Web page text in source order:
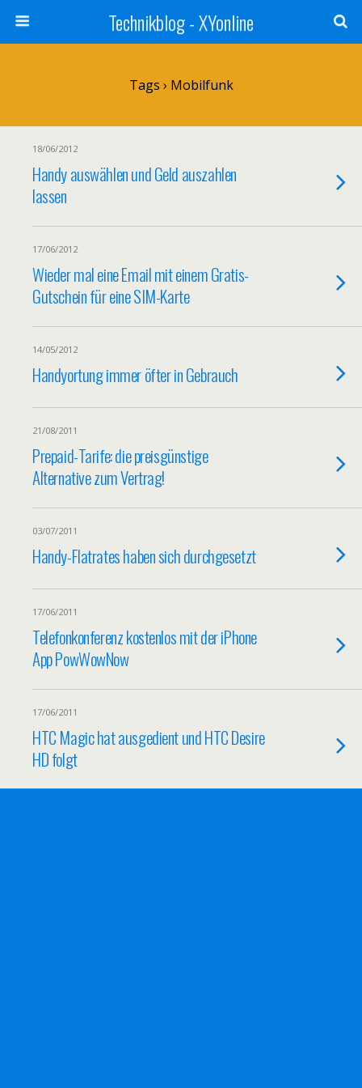
Technikblog - XYonline
Tags › Mobilfunk
18/06/2012
Handy auswählen und Geld auszahlen
lassen
17/06/2012
Wieder mal eine Email mit einem Gratis-
Gutschein für eine SIM-Karte
14/05/2012
Handyortung immer öfter in Gebrauch
21/08/2011
Prepaid-Tarife: die preisgünstige
Alternative zum Vertrag!
03/07/2011
Handy-Flatrates haben sich durchgesetzt
17/06/2011
Telefonkonferenz kostenlos mit der iPhone
App PowWowNow
17/06/2011
HTC Magic hat ausgedient und HTC Desire
HD folgt